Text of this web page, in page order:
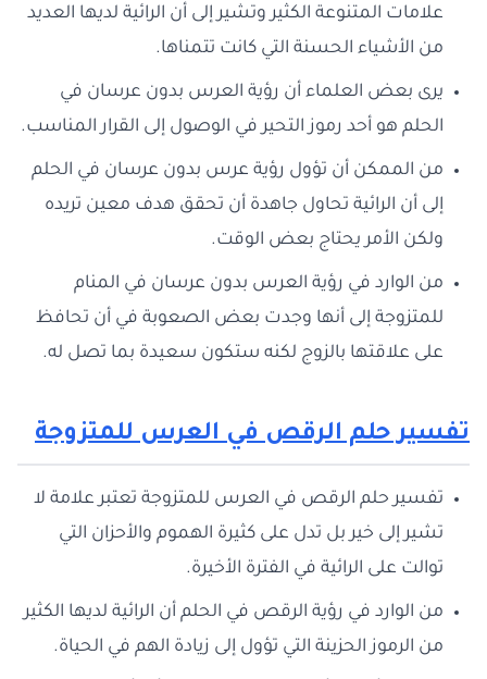
علامات المتنوعة الكثير وتشير إلى أن الرائية لديها العديد
من الأشياء الحسنة التي كانت تتمناها.
يرى بعض العلماء أن رؤية العرس بدون عرسان في
الحلم هو أحد رموز التحير في الوصول إلى القرار المناسب.
من الممكن أن تؤول رؤية عرس بدون عرسان في الحلم
إلى أن الرائية تحاول جاهدة أن تحقق هدف معين تريده
ولكن الأمر يحتاج بعض الوقت.
من الوارد في رؤية العرس بدون عرسان في المنام
للمتزوجة إلى أنها وجدت بعض الصعوبة في أن تحافظ
على علاقتها بالزوج لكنه ستكون سعيدة بما تصل له.
تفسير حلم الرقص في العرس للمتزوجة
تفسير حلم الرقص في العرس للمتزوجة تعتبر علامة لا
تشير إلى خير بل تدل على كثيرة الهموم والأحزان التي
توالت على الرائية في الفترة الأخيرة.
من الوارد في رؤية الرقص في الحلم أن الرائية لديها الكثير
من الرموز الحزينة التي تؤول إلى زيادة الهم في الحياة.